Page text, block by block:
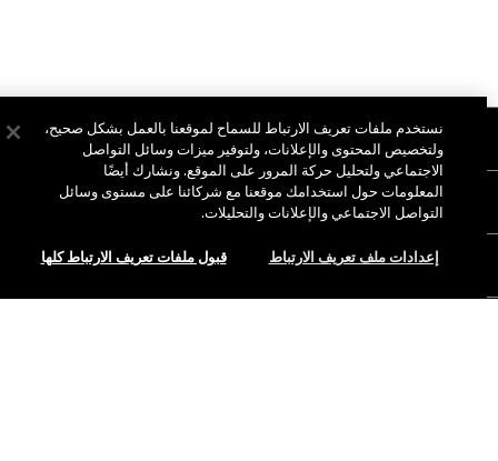
نبذة عن ماك
التسوق أونلاين
هل تحتاجين إلى مساعدة؟
نستخدم ملفات تعريف الارتباط للسماح لموقعنا بالعمل بشكل صحيح،
ولتخصيص المحتوى والإعلانات، ولتوفير ميزات وسائل التواصل
الاجتماعي ولتحليل حركة المرور على الموقع. ونشارك أيضًا
المعلومات حول استخدامك موقعنا مع شركائنا على مستوى وسائل
التواصل الاجتماعي والإعلانات والتحليلات.
إعدادات ملف تعريف الارتباط قبول ملفات تعريف الارتباط كلها